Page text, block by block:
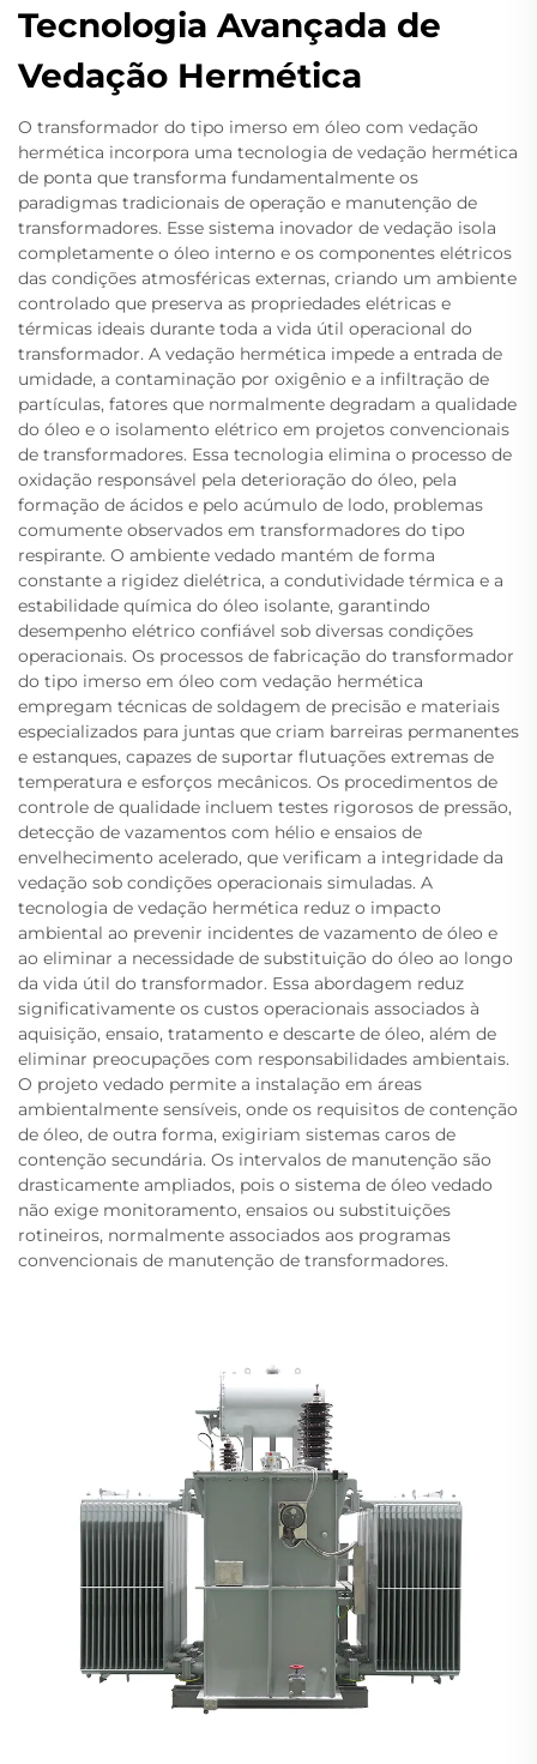
Tecnologia Avançada de
Vedação Hermética
O transformador do tipo imerso em óleo com vedação
hermética incorpora uma tecnologia de vedação hermética
de ponta que transforma fundamentalmente os
paradigmas tradicionais de operação e manutenção de
transformadores. Esse sistema inovador de vedação isola
completamente o óleo interno e os componentes elétricos
das condições atmosféricas externas, criando um ambiente
controlado que preserva as propriedades elétricas e
térmicas ideais durante toda a vida útil operacional do
transformador. A vedação hermética impede a entrada de
umidade, a contaminação por oxigênio e a infiltração de
partículas, fatores que normalmente degradam a qualidade
do óleo e o isolamento elétrico em projetos convencionais
de transformadores. Essa tecnologia elimina o processo de
oxidação responsável pela deterioração do óleo, pela
formação de ácidos e pelo acúmulo de lodo, problemas
comumente observados em transformadores do tipo
respirante. O ambiente vedado mantém de forma
constante a rigidez dielétrica, a condutividade térmica e a
estabilidade química do óleo isolante, garantindo
desempenho elétrico confiável sob diversas condições
operacionais. Os processos de fabricação do transformador
do tipo imerso em óleo com vedação hermética
empregam técnicas de soldagem de precisão e materiais
especializados para juntas que criam barreiras permanentes
e estanques, capazes de suportar flutuações extremas de
temperatura e esforços mecânicos. Os procedimentos de
controle de qualidade incluem testes rigorosos de pressão,
detecção de vazamentos com hélio e ensaios de
envelhecimento acelerado, que verificam a integridade da
vedação sob condições operacionais simuladas. A
tecnologia de vedação hermética reduz o impacto
ambiental ao prevenir incidentes de vazamento de óleo e
ao eliminar a necessidade de substituição do óleo ao longo
da vida útil do transformador. Essa abordagem reduz
significativamente os custos operacionais associados à
aquisição, ensaio, tratamento e descarte de óleo, além de
eliminar preocupações com responsabilidades ambientais.
O projeto vedado permite a instalação em áreas
ambientalmente sensíveis, onde os requisitos de contenção
de óleo, de outra forma, exigiriam sistemas caros de
contenção secundária. Os intervalos de manutenção são
drasticamente ampliados, pois o sistema de óleo vedado
não exige monitoramento, ensaios ou substituições
rotineiros, normalmente associados aos programas
convencionais de manutenção de transformadores.